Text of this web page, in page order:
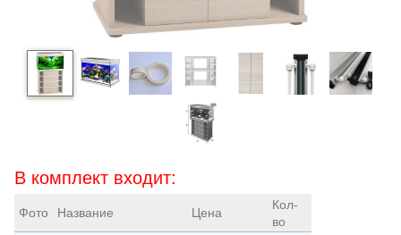
В комплект входит:
Фото Название Цена
Кол-
во